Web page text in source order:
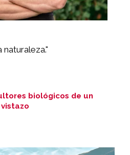
naturaleza."
biológicos de un
vistazo